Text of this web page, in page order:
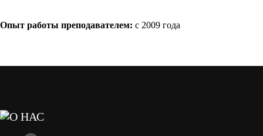
Опыт работы преподавателем: с 2009 года